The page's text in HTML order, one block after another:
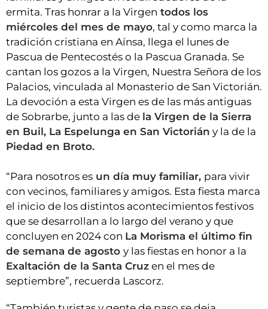
ermita. Tras honrar a la Virgen todos los
miércoles del mes de mayo, tal y como marca la
tradición cristiana en Aínsa, llega el lunes de
Pascua de Pentecostés o la Pascua Granada. Se
cantan los gozos a la Virgen, Nuestra Señora de los
Palacios, vinculada al Monasterio de San Victorián.
La devoción a esta Virgen es de las más antiguas
de Sobrarbe, junto a las de la Virgen de la Sierra
en Buil, La Espelunga en San Victorián y la de la
Piedad en Broto.
“Para nosotros es un día muy familiar, para vivir
con vecinos, familiares y amigos. Esta fiesta marca
el inicio de los distintos acontecimientos festivos
que se desarrollan a lo largo del verano y que
concluyen en 2024 con La Morisma el último fin
de semana de agosto y las fiestas en honor a la
Exaltación de la Santa Cruz en el mes de
septiembre”, recuerda Lascorz.